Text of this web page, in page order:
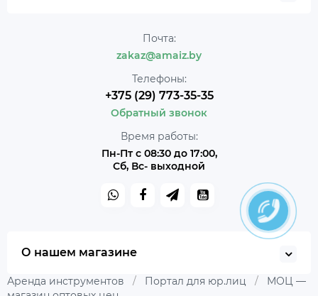
Почта:
zakaz@amaiz.by
Телефоны:
+375 (29) 773-35-35
Обратный звонок
Время работы:
Пн-Пт с 08:30 до 17:00,
Сб, Вс- выходной
О нашем магазине
Аренда инструментов / Портал для юр.лиц /
МОЦ —